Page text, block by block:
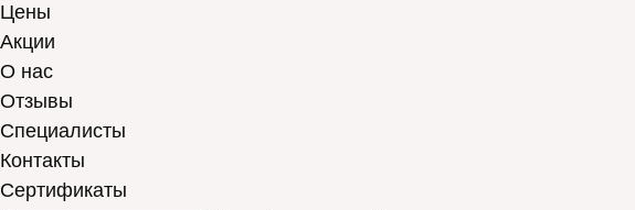
Цены
Акции
О нас
Отзывы
Cпециалисты
Контакты
Сертификаты